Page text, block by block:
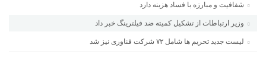
شفافیت و مبارزه با فساد هزینه دارد
وزیر ارتباطات از تشکیل کمیته ضد فیلترینگ خبر داد
لیست جدید تحریم ها شامل ۷۲ شرکت فناوری نیز شد